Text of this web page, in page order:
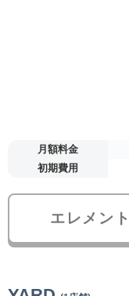
月額料金
初期費用
エレメン